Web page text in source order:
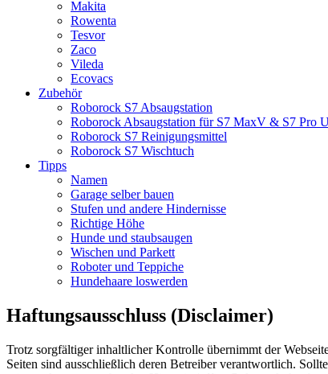
Makita
Rowenta
Tesvor
Zaco
Vileda
Ecovacs
Zubehör
Roborock S7 Absaugstation
Roborock Absaugstation für S7 MaxV & S7 Pro
Roborock S7 Reinigungsmittel
Roborock S7 Wischtuch
Tipps
Namen
Garage selber bauen
Stufen und andere Hindernisse
Richtige Höhe
Hunde und staubsaugen
Wischen und Parkett
Roboter und Teppiche
Hundehaare loswerden
Haftungsausschluss (Disclaimer)
Trotz sorgfältiger inhaltlicher Kontrolle übernimmt der
Seiten sind ausschließlich deren Betreiber verantwortlich.